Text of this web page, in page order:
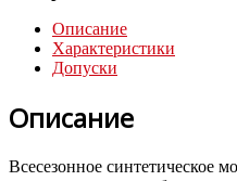
Описание
Характеристики
Допуски
Описание
Всесезонное синтетическое